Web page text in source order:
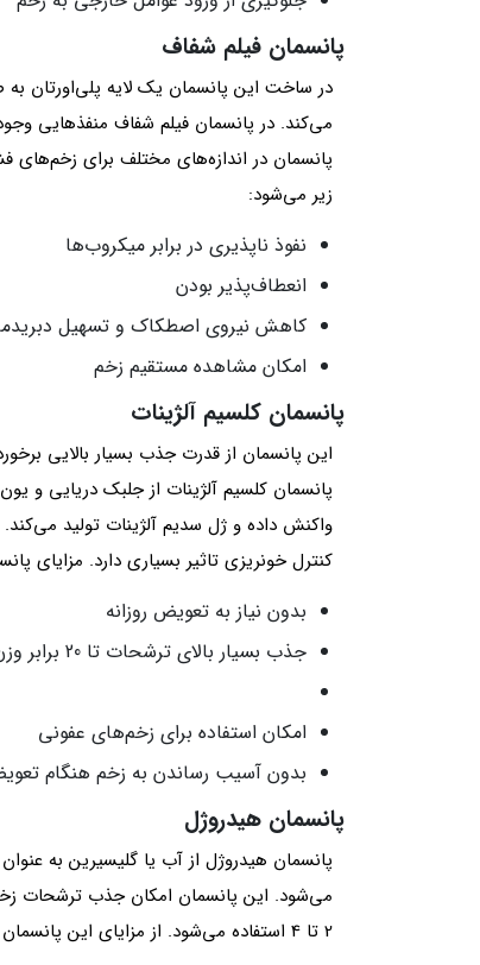
پانسمان فیلم شفاف
در ساخت این پانسمان یک لایه پلی‌اورتان
می‌کند. در پانسمان فیلم شفاف منفذهایی
زیر می‌شود:
نفوذ ناپذیری در برابر میکروب‌ها
انعطاف‌پذیر بودن
کاهش نیروی اصطکاک و تسهیل
امکان مشاهده مستقیم زخم
پانسمان کلسیم آلژینات
پانسمان کلسیم آلژینات از جلبک دریایی و
واکنش داده و ژل سدیم آلژینات تولید
کنترل خونریزی تاثیر بسیاری دارد. مزایای
بدون نیاز به تعویض روزانه
جذب بسیار بالای ترشحات تا 20 برابر وزن خود
امکان استفاده برای زخم‌های عفونی
بدون آسیب رساندن به زخم هنگام
پانسمان هیدروژل
پانسمان هیدروژل از آب یا گلیسیرین به عنوان
می‌شود. این پانسمان امکان جذب ترشحات
2 تا 4 استفاده می‌شود. از مزایای این پانسمان می‌توان به موارد زیر اشاره کرد: